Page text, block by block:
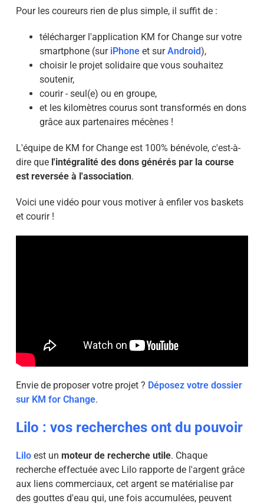
Pour les coureurs rien de plus simple, il suffit de :
télécharger l'application KM for Change sur votre
smartphone (sur iPhoneet surAndroid),
choisir le projet solidaire que vous souhaitez
soutenir,
courir - seul(e) ou en groupe,
et les kilomètres courus sont transformés en dons
grâce aux partenaires mécènes !
L'équipe de KM for Change est 100% bénévole, c'est-à-
dire que l'intégralité des dons générés par la course
est reversée à l'association.
Voici une vidéo pour vous motiver à enfiler vos baskets
et courir !
Envie de proposer votre projet ? Déposez votre dossier
sur KM for Change.
Lilo : vos recherches ont du pouvoir
Liloest un moteur de recherche utile. Chaque
recherche effectuée avec Lilo rapporte de l'argent grâce
aux liens commerciaux, cet argent se matérialise par
des gouttes d'eau qui, une fois accumulées, peuvent